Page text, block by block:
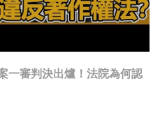
一審判決出爐！法院為何認